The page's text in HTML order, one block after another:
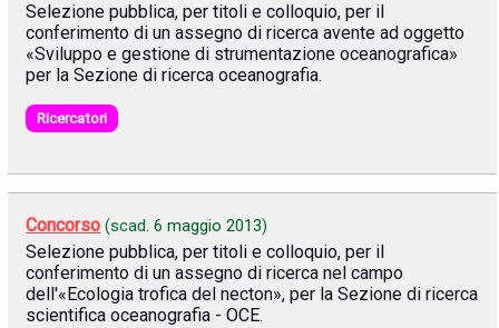
Selezione pubblica, per titoli e colloquio, per il
conferimento di un assegno di ricerca avente ad oggetto
«Sviluppo e gestione di strumentazione oceanografica»
per la Sezione di ricerca oceanografia.
Ricercatori
Concorso (scad.6 maggio 2013)
Selezione pubblica, per titoli e colloquio, per il
conferimento di un assegno di ricerca nel campo
dell'«Ecologia trofica del necton», per la Sezione di ricerca
scientifica oceanografia - OCE.